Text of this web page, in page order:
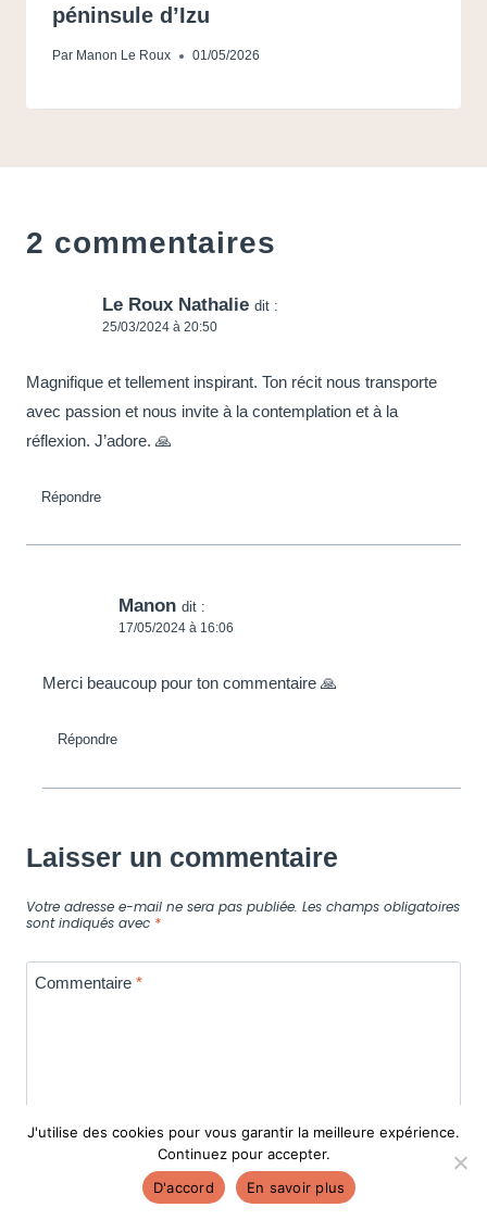
péninsule d’Izu
Par Manon Le Roux 01/05/2026
2 commentaires
Le Roux Nathalie dit :
25/03/2024 à 20:50
Magnifique et tellement inspirant. Ton récit nous transporte
avec passion et nous invite à la contemplation et à la
réflexion. J’adore. 🙏
Répondre
Manon dit :
17/05/2024 à 16:06
Merci beaucoup pour ton commentaire 🙏
Répondre
Laisser un commentaire
Votre adresse e-mail ne sera pas publiée. Les champs obligatoires
sont indiqués avec *
Commentaire *
J'utilise des cookies pour vous garantir la meilleure expérience.
Continuez pour accepter.
D'accord
En savoir plus